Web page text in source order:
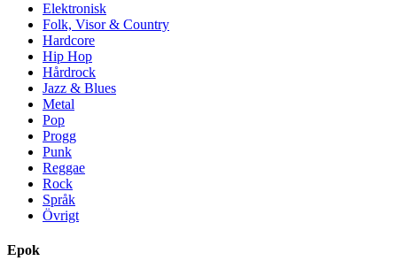
Elektronisk
Folk, Visor & Country
Hardcore
Hip Hop
Hårdrock
Jazz & Blues
Metal
Pop
Progg
Punk
Reggae
Rock
Språk
Övrigt
Epok